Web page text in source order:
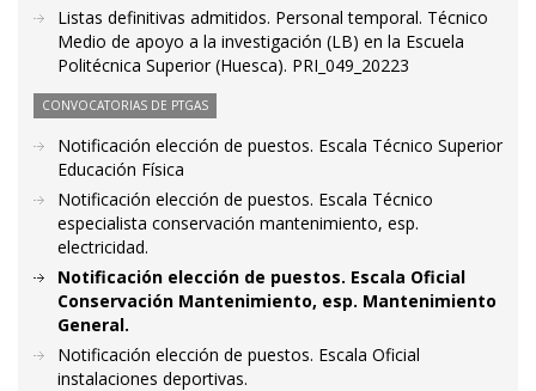
Listas definitivas admitidos. Personal temporal. Técnico
Medio de apoyo a la investigación (LB) en la Escuela
Politécnica Superior (Huesca). PRI_049_20223
CONVOCATORIAS DE PTGAS
Notificación elección de puestos. Escala Técnico Superior
Educación Física
Notificación elección de puestos. Escala Técnico
especialista conservación mantenimiento, esp.
electricidad.
Notificación elección de puestos. Escala Oficial
Conservación Mantenimiento, esp. Mantenimiento
General.
Notificación elección de puestos. Escala Oficial
instalaciones deportivas.